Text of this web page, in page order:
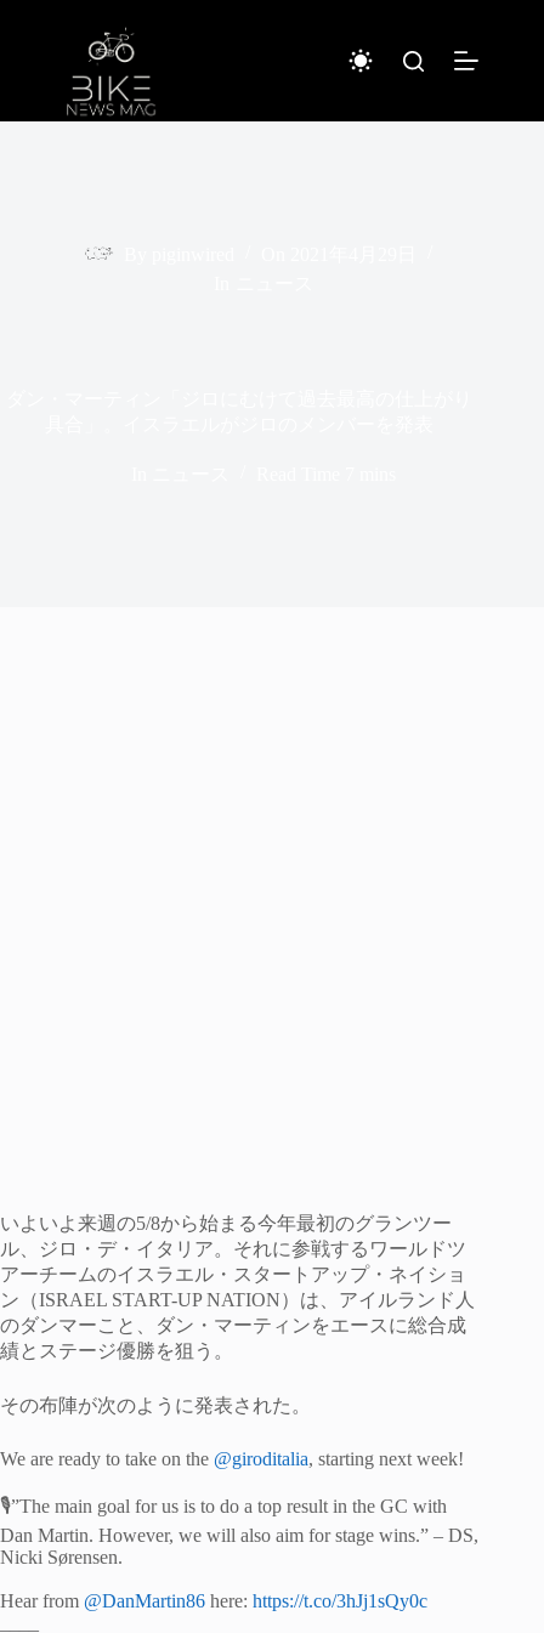
いよいよ来週の5/8から始まる今年最初のグランツー
ル、ジロ・デ・イタリア。それに参戦するワールドツ
アーチームのイスラエル・スタートアップ・ネイショ
ン（ISRAEL START-UP NATION）は、アイルランド人
のダンマーこと、ダン・マーティンをエースに総合成
績とステージ優勝を狙う。
その布陣が次のように発表された。
We are ready to take on the @giroditalia, starting next week!
🎙️”The main goal for us is to do a top result in the GC with
Dan Martin. However, we will also aim for stage wins.” – DS,
Nicki Sørensen.
Hear from @DanMartin86 here: https://t.co/3hJj1sQy0c